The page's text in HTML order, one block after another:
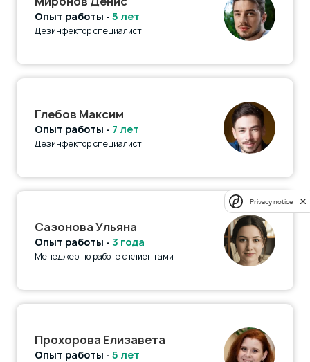
Опыт работы - 5 лет
Дезинфектор специалист
Глебов Максим
Опыт работы - 7 лет
Дезинфектор специалист
Сазонова Ульяна
Опыт работы - 3 года
Менеджер по работе с клиентами
Прохорова Елизавета
Опыт работы - 5 лет
Privacy notice